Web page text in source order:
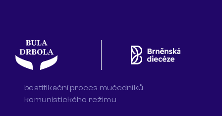
beatifikační proces mučedníků
komunistického režimu